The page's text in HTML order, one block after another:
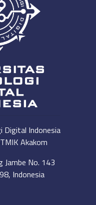
Digital Indonesia
Akakom
Jambe No. 143
Indonesia